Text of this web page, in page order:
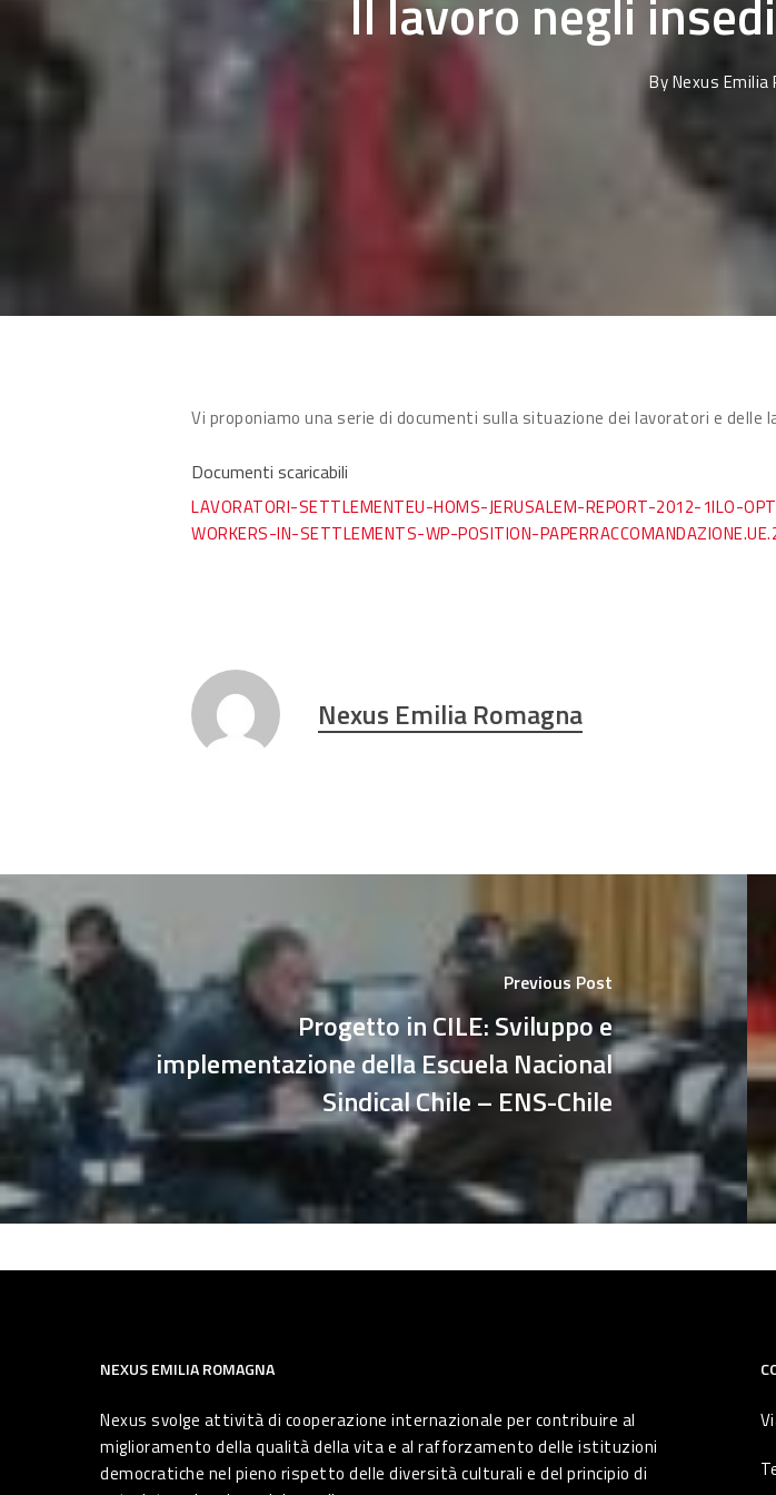
Il lavoro negli
ByNexus Emilia
Vi proponiamo una serie di documenti sulla situazione dei lavoratori e
Documenti scaricabili
LAVORATORI-SETTLEMENTEU-HOMS-JERUSALEM-REPORT-2012-1ILO-
WORKERS-IN-SETTLEMENTS-WP-POSITION-PAPER
Nexus Emilia Romagna
Previous Post
Progetto in CILE: Sviluppo e
implementazione della Escuela Nacional
Sindical Chile – ENS-Chile
NEXUS EMILIA ROMAGNA
Nexus svolge attività di cooperazione internazionale per contribuire al
miglioramento della qualità della vita e al rafforzamento delle istituzioni
democratiche nel pieno rispetto delle diversità culturali e del principio di